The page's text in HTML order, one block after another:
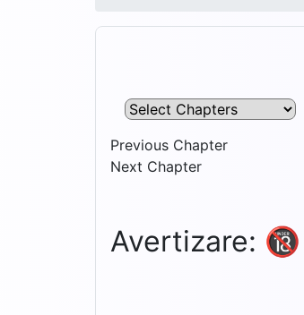
Previous Chapter
Next Chapter
Avertizare: